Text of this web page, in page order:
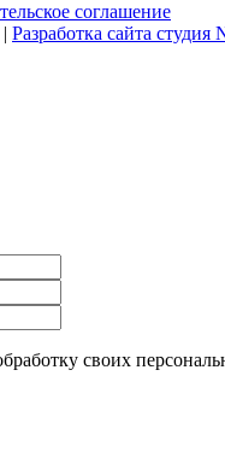
соглашение
Разработка сайта студия
своих